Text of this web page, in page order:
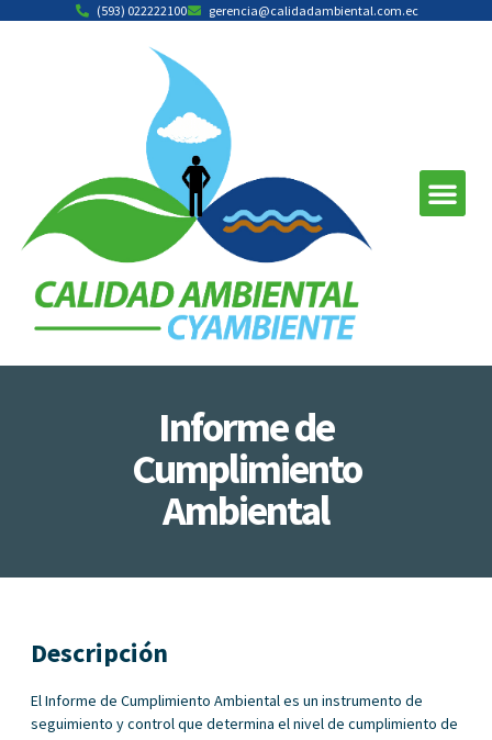
(593) 022222100 gerencia@calidadambiental.com.ec
Informe de
Cumplimiento
Ambiental
Descripción
El Informe de Cumplimiento Ambiental es un instrumento de
seguimiento y control que determina el nivel de cumplimiento de